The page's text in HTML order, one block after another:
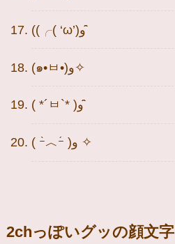
((╭( ‘ω’)و ̑̑
(๑•ㅂ•)و✧
( *´ㅂ`* )و ̑̑
( ｰ̀︿ｰ́ )و ✧
2chっぽいグッの顔文字